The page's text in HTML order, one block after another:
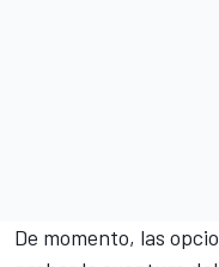
De momento, las